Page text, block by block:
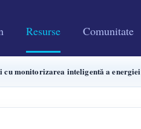
Resurse Comunitate
monitorizarea inteligentă a energiei